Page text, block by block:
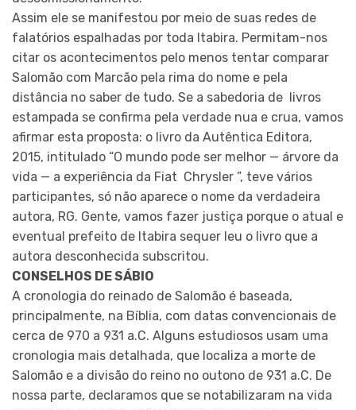
Assim ele se manifestou por meio de suas redes de
falatórios espalhadas por toda Itabira. Permitam-nos
citar os acontecimentos pelo menos tentar comparar
Salomão com Marcão pela rima do nome e pela
distância no saber de tudo. Se a sabedoria de livros
estampada se confirma pela verdade nua e crua, vamos
afirmar esta proposta: o livro da Autêntica Editora,
2015, intitulado “O mundo pode ser melhor — árvore da
vida — a experiência da Fiat Chrysler ”, teve vários
participantes, só não aparece o nome da verdadeira
autora, RG. Gente, vamos fazer justiça porque o atual e
eventual prefeito de Itabira sequer leu o livro que a
autora desconhecida subscritou.
CONSELHOS DE SÁBIO
A cronologia do reinado de Salomão é baseada,
principalmente, na Bíblia, com datas convencionais de
cerca de 970 a 931 a.C. Alguns estudiosos usam uma
cronologia mais detalhada, que localiza a morte de
Salomão e a divisão do reino no outono de 931 a.C. De
nossa parte, declaramos que se notabilizaram na vida